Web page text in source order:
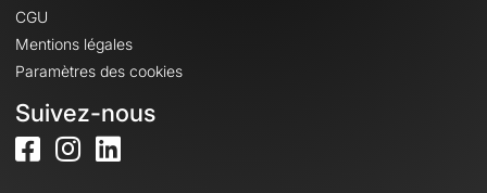
CGU
Mentions légales
Paramètres des cookies
Suivez-nous